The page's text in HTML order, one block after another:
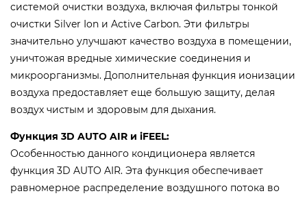
системой очистки воздуха, включая фильтры тонкой
очистки Silver Ion и Active Carbon. Эти фильтры
значительно улучшают качество воздуха в помещении,
уничтожая вредные химические соединения и
микроорганизмы. Дополнительная функция ионизации
воздуха предоставляет еще большую защиту, делая
воздух чистым и здоровым для дыхания.
Функция 3D AUTO AIR и iFEEL:
Особенностью данного кондиционера является
функция 3D AUTO AIR. Эта функция обеспечивает
равномерное распределение воздушного потока во